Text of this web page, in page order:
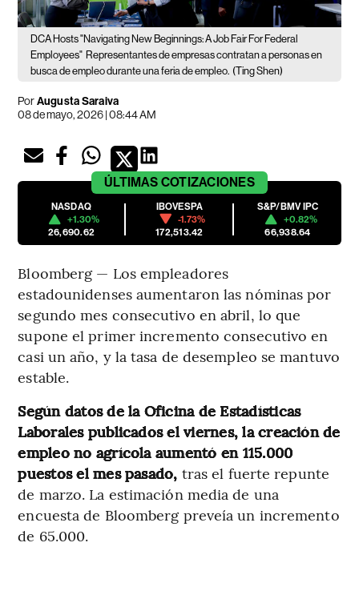
DCA Hosts "Navigating New Beginnings: A Job Fair For Federal
Employees" Representantes de empresas contratan a personas en
busca de empleo durante una feria de empleo. (Ting Shen)
PorAugusta Saraiva
08 de mayo, 2026 | 08:44 AM
ÚLTIMAS COTIZACIONES
NASDAQ
+1.30%
26,690.62
IBOVESPA
-1.73%
172,513.42
S&P/BMV IPC
+0.82%
66,938.64
Bloomberg — Los empleadores
estadounidenses aumentaron las nóminas por
segundo mes consecutivo en abril, lo que
supone el primer incremento consecutivo en
casi un año, y la tasa de desempleo se mantuvo
estable.
Según datos de la Oficina de Estadísticas
Laborales publicados el viernes, la creación de
empleo no agrícola aumentó en 115.000
puestos el mes pasado, tras el fuerte repunte
de marzo. La estimación media de una
encuesta de Bloomberg preveía un incremento
de 65.000.